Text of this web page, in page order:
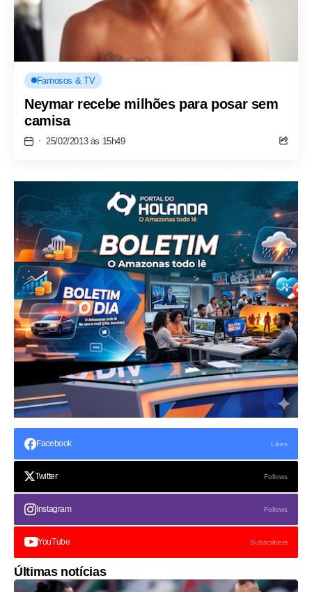
Famosos & TV
Neymar recebe milhões para posar sem
camisa
25/02/2013 às 15h49
Facebook Likes
Twitter Follows
Instagram Follows
YouTube Subscribers
Últimas notícias